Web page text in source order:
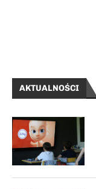
AKTUALNOŚCI